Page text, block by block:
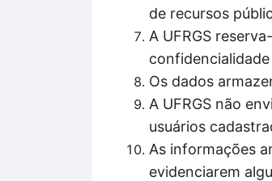
de recursos
A UFRGS
Os dados
A UFRGS não
usuários
As informações
evidenciarem